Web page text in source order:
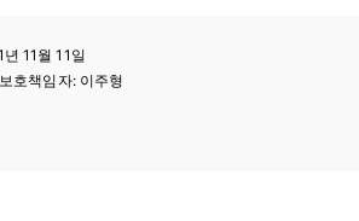
11월 11일
호책임자: 이주형